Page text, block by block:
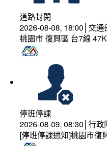
道路封閉
2026-08-08, 18:00│交通
桃園市 復興區 台7線
停班停課
2026-08-09, 08:30│行政
[停班停課通知]桃園市復